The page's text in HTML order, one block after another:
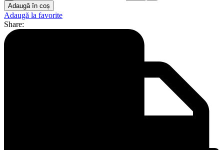
Adaugă în coș
Adaugă la favorite
Share: